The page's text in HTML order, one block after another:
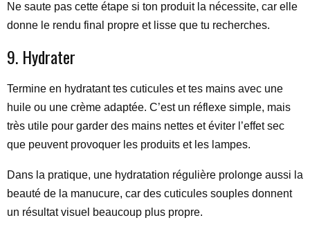
Ne saute pas cette étape si ton produit la nécessite, car elle
donne le rendu final propre et lisse que tu recherches.
9. Hydrater
Termine en hydratant tes cuticules et tes mains avec une
huile ou une crème adaptée. C’est un réflexe simple, mais
très utile pour garder des mains nettes et éviter l’effet sec
que peuvent provoquer les produits et les lampes.
Dans la pratique, une hydratation régulière prolonge aussi la
beauté de la manucure, car des cuticules souples donnent
un résultat visuel beaucoup plus propre.